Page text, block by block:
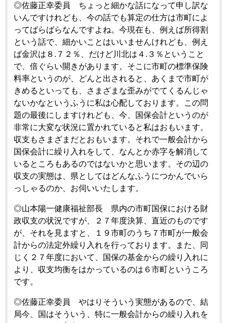
◎佐藤正幸委員 ちょっと細かな話になって申し訳な
いんですけれども、今の話でも算定の仕方は市町によ
ってばらばらなんですよね。今現在も、例えば所得割
という話で、細かいことはいいませんけれども、例え
ば金沢は８.７２％、だけど川北は４.３％ということ
で、倍ぐらい開きがあります。そこに市町の標準保険
料率というのが、どんと出されると、あくまで市町が
きめるといっても、さまざまな歪みがでてくるんじゃ
ないかなというふうに私は心配しております。この問
題の最後にしますけれども、今、国保会計というのが
非常に大変な状況に置かれていると私はおもいます。
収支もさまざまだとおもいます。それで一般会計から
国保会計に繰り入れをして、なんとか赤字を解消して
いるところもあるのではないかと思います。その辺の
収支の実態は、県としてはどんなふうにつかんでいら
っしゃるのか、お伺いいたします。
◎山本陽一健康福祉部長 県内の市町国保における財
政収支の状況ですが、２７年度決算、直近のものです
が、それを見ますと、１９市町のうち７市町が一般会
計からの法定外繰り入れを行っております。また、同
じく２７年度において、国保の基金からの繰り入れに
より、収支均衡をはかっているのは６市町というころ
です。
◎佐藤正幸委員 やはりそういう実態があるので、結
局今、国はそういう、特に一般会計からの繰り入れを